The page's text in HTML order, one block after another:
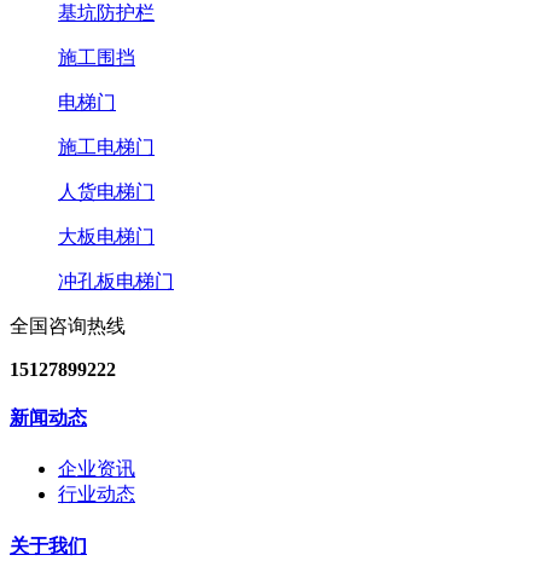
基坑防护栏
施工围挡
电梯门
施工电梯门
人货电梯门
大板电梯门
冲孔板电梯门
全国咨询热线
15127899222
新闻动态
企业资讯
行业动态
关于我们